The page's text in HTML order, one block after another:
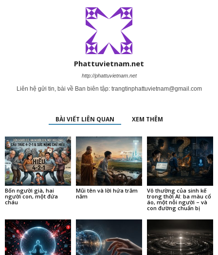
Phattuvietnam.net
http://phattuvietnam.net
Liên hệ gửi tin, bài về Ban biên tập: trangtinphattuvietnam@gmail.com
BÀI VIẾT LIÊN QUAN XEM THÊM
Bốn người già, hai
người con, một đứa
cháu
Mũi tên và lời hứa trăm
năm
Vô thường của sinh kế
trong thời AI: ba màu cổ
áo, một nỗi người – và
con đường chuẩn bị